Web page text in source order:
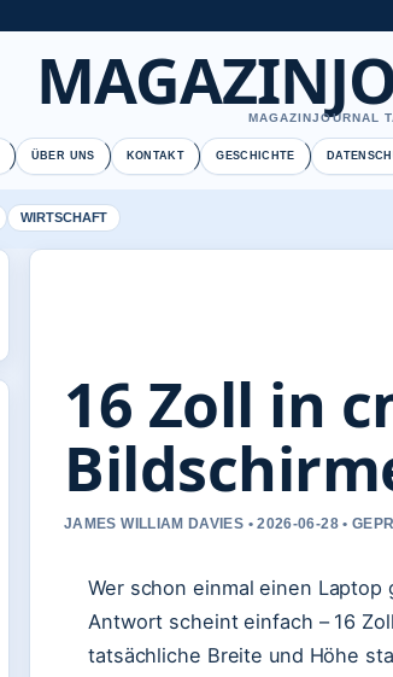
MAGAZINJOURNAL
ÜBER UNS KONTAKT GESCHICHTE
WIRTSCHAFT
16 Zoll in
JAMES WILLIAM DAVIES • 2026-06-28 •
Wer schon einmal einen
Antwort scheint einfach – 16
tatsächliche Breite und Höhe